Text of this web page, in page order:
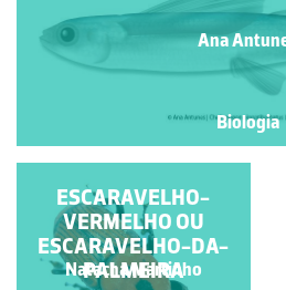
Ana
Biologia
ESCARAVELHO-
VERMELHO
Natacha Martinho
ESCARAVELHO-
VERMELHO OU
ESCARAVELHO-DA-
PALMEIRA
Natacha Martinho